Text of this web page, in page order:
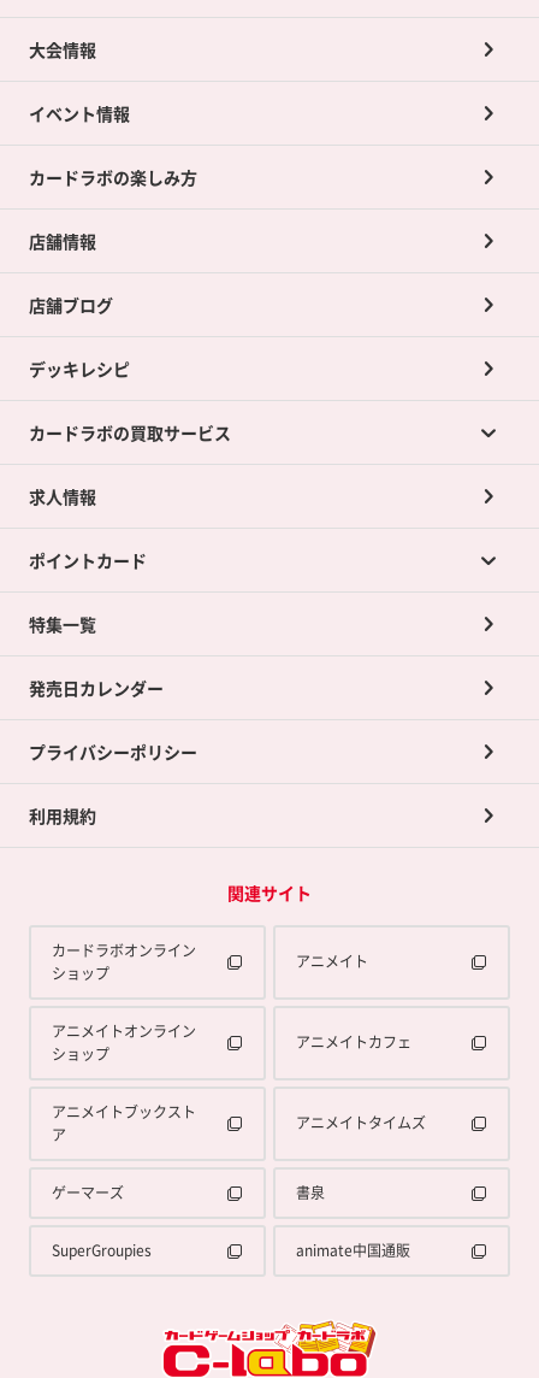
大会情報
イベント情報
カードラボの楽しみ方
店舗情報
店舗ブログ
デッキレシピ
カードラボの買取サービス
カードラボの買取サービスTOP
店舗買取について
ネット買取について
買取承諾書について
求人情報
ポイントカード
ポイントカードTOP
ポイント交換景品
特集一覧
発売日カレンダー
プライバシーポリシー
利用規約
関連サイト
カードラボオンライン
ショップ
アニメイト
アニメイトオンライン
ショップ
アニメイトカフェ
アニメイトブックスト
ア
アニメイトタイムズ
ゲーマーズ 書泉
SuperGroupies animate中国通販